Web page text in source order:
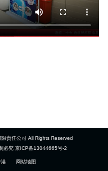
责任公司 All Rights Reserved
必究 京ICP备13044665号-2
港 网站地图